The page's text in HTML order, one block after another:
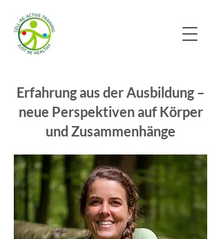
Erfahrung aus der Ausbildung –
neue Perspektiven auf Körper
und Zusammenhänge